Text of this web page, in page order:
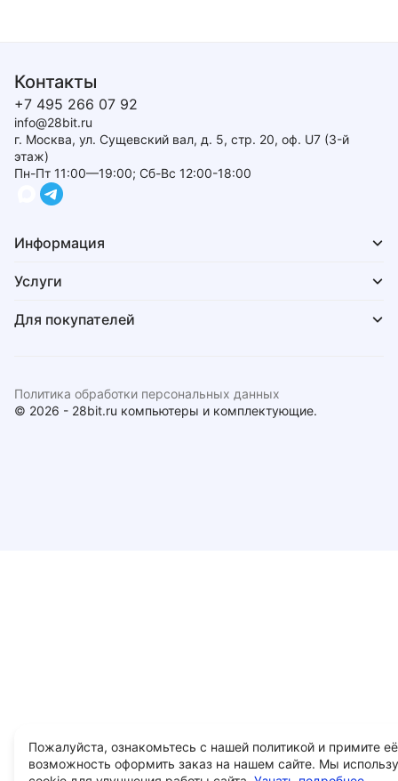
Контакты
+7 495 266 07 92
info@28bit.ru
г. Москва, ул. Сущевский вал, д. 5, стр. 20, оф. U7 (3-й
этаж)
Пн-Пт 11:00—19:00; Сб-Вс 12:00-18:00
Информация
Услуги
Для покупателей
© 2026 - 28bit.ru компьютеры и комплектующие.
Политика обработки персональных данных
Пожалуйста, ознакомьтесь с нашей политикой и примите
возможность оформить заказ на нашем сайте. Мы